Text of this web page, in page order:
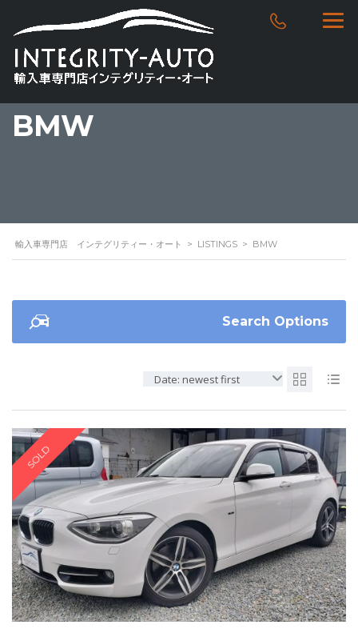
BMW
輸入車専門店 インテグリティー・オート > LISTINGS > BMW
Search Options
Date: newest first
SOLD